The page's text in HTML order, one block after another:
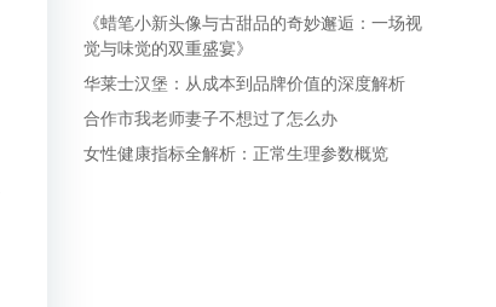
《蜡笔小新头像与古甜品的奇妙邂逅：一场视
觉与味觉的双重盛宴》
华莱士汉堡：从成本到品牌价值的深度解析
合作市我老师妻子不想过了怎么办
女性健康指标全解析：正常生理参数概览